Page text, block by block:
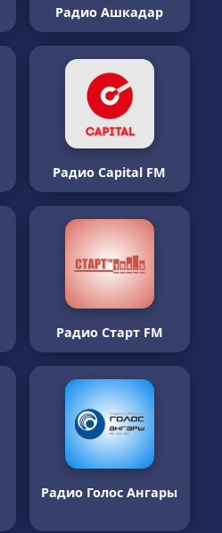
Радио Ашкадар
Радио Capital FM
Радио Старт FM
Радио Голос Ангары